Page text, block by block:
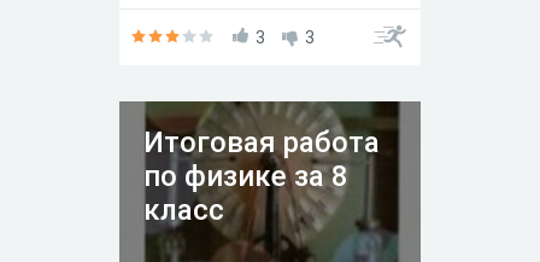
3 3
Итоговая работа
по физике за 8
класс